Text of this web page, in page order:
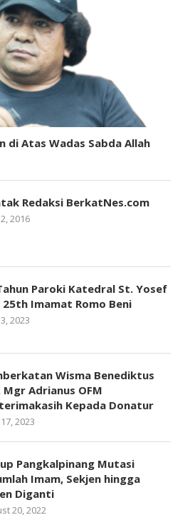
di Atas Wadas Sabda Allah
Redaksi BerkatNes.com
2016
Paroki Katedral St. Yosef
25th Imamat Romo Beni
2023
Wisma Benediktus
Mgr Adrianus OFM
Kepada Donatur
2023
Pangkalpinang Mutasi
Imam, Sekjen hingga
Diganti
20, 2022